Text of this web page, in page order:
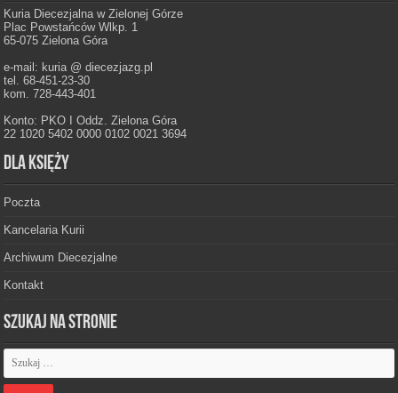
Kuria Diecezjalna w Zielonej Górze
Plac Powstańców Wlkp. 1
65-075 Zielona Góra
e-mail: kuria @ diecezjazg.pl
tel. 68-451-23-30
kom. 728-443-401
Konto: PKO I Oddz. Zielona Góra
22 1020 5402 0000 0102 0021 3694
Dla księży
Poczta
Kancelaria Kurii
Archiwum Diecezjalne
Kontakt
Szukaj na stronie